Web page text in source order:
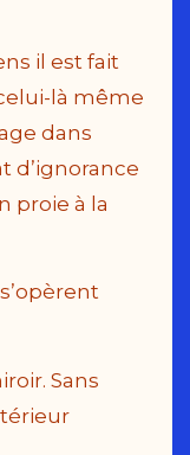
il est fait
là même
dans
d’ignorance
proie à la
s’opèrent
Sans